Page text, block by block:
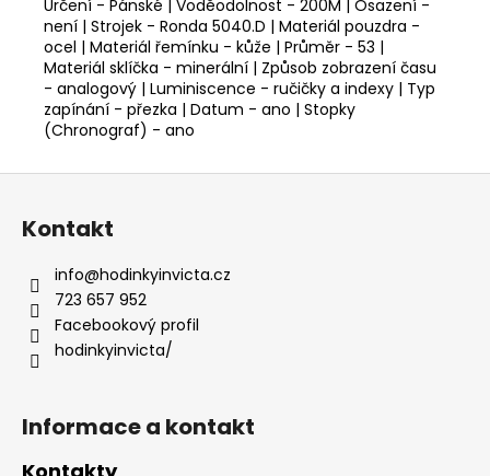
Určení - Pánské | Voděodolnost - 200M | Osazení -
není | Strojek - Ronda 5040.D | Materiál pouzdra -
ocel | Materiál řemínku - kůže | Průměr - 53 |
Materiál sklíčka - minerální | Způsob zobrazení času
- analogový | Luminiscence - ručičky a indexy | Typ
zapínání - přezka | Datum - ano | Stopky
(Chronograf) - ano
Z
Kontakt
info@hodinkyinvicta.cz
723 657 952
Facebookový profil
hodinkyinvicta/
Informace a kontakt